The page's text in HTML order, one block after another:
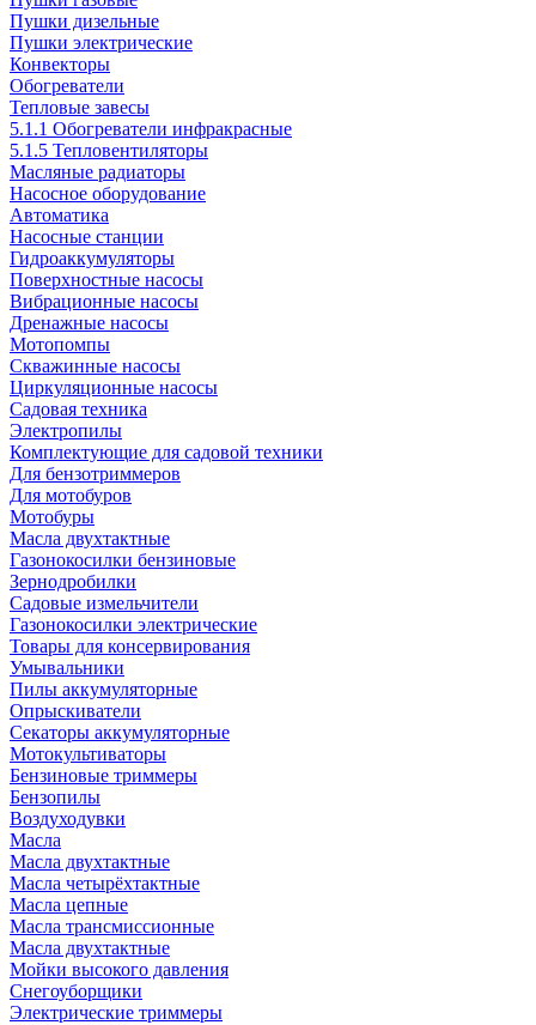
Пушки дизельные
Пушки электрические
Конвекторы
Обогреватели
Тепловые завесы
5.1.1 Обогреватели инфракрасные
5.1.5 Тепловентиляторы
Масляные радиаторы
Насосное оборудование
Автоматика
Насосные станции
Гидроаккумуляторы
Поверхностные насосы
Вибрационные насосы
Дренажные насосы
Мотопомпы
Скважинные насосы
Циркуляционные насосы
Садовая техника
Электропилы
Комплектующие для садовой техники
Для бензотриммеров
Для мотобуров
Мотобуры
Масла двухтактные
Газонокосилки бензиновые
Зернодробилки
Садовые измельчители
Газонокосилки электрические
Товары для консервирования
Умывальники
Пилы аккумуляторные
Опрыскиватели
Секаторы аккумуляторные
Мотокультиваторы
Бензиновые триммеры
Бензопилы
Воздуходувки
Масла
Масла двухтактные
Масла четырёхтактные
Масла цепные
Масла трансмиссионные
Масла двухтактные
Мойки высокого давления
Снегоуборщики
Электрические триммеры